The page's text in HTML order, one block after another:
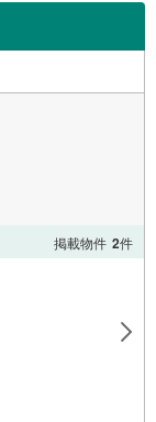
掲載物件 2件